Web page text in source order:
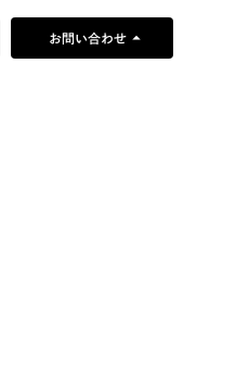
お問い合わせ arrow_drop_up